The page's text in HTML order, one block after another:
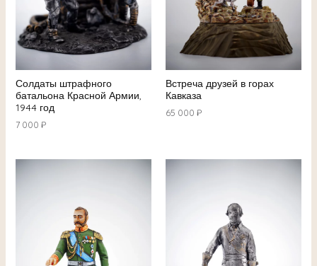
Солдаты штрафного
батальона Красной Армии,
1944 год
7 000 ₽
Встреча друзей в горах
Кавказа
65 000 ₽